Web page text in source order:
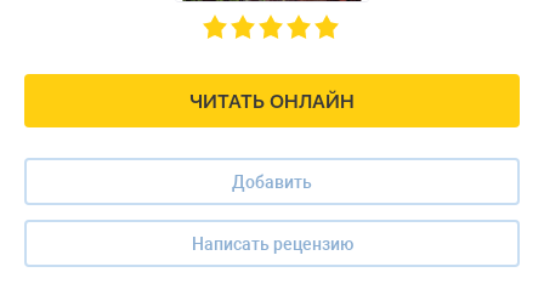
ЧИТАТЬ ОНЛАЙН
Добавить
Написать рецензию